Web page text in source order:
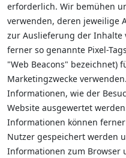
erforderlich. Wir bemühen
verwenden, deren jeweilige
zur Auslieferung der Inhalte
ferner so genannte Pixel-
"Web Beacons" bezeichnet)
Marketingzwecke
Informationen, wie der
Website ausgewertet
Informationen können
Nutzer gespeichert werden
Informationen zum Browser